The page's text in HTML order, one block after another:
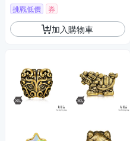
挑戰低價 券
加入購物車